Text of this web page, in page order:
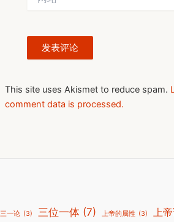
This site uses Akismet to reduce spam.
comment data is processed.
三一论 (3) 三位一体 (7) 上帝的属性 (3) 上